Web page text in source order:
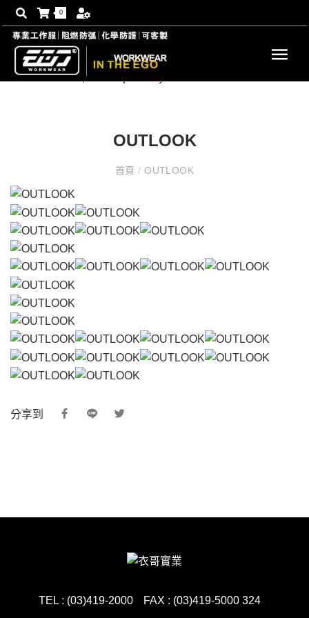
0
OUTLOOK
首頁/ OUTLOOK
分享到
TEL : (03)419-2000 FAX : (03)419-5000 324